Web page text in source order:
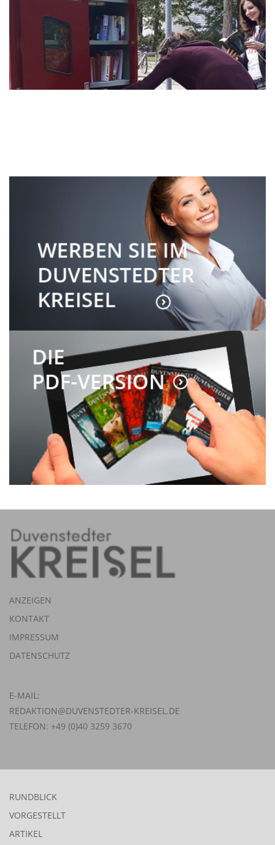
ANZEIGEN
KONTAKT
IMPRESSUM
DATENSCHUTZ
E-MAIL:
REDAKTION@DUVENSTEDTER-KREISEL.DE
TELEFON: +49 (0)40 3259 3670
RUNDBLICK
VORGESTELLT
ARTIKEL